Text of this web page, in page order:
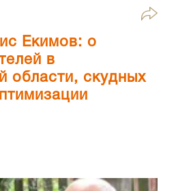
Екимов: о
в
области, скудных